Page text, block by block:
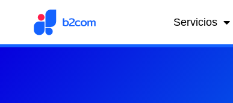
Servicios